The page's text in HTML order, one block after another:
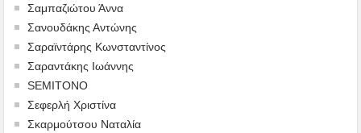
Σαμπαζιώτου Άννα
Σανουδάκης Αντώνης
Σαραϊντάρης Κωνσταντίνος
Σαραντάκης Ιωάννης
SEMITONO
Σεφερλή Χριστίνα
Σκαρμούτσου Ναταλία